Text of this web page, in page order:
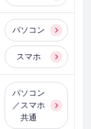
パソコン
スマホ
パソコン
／スマホ
共通